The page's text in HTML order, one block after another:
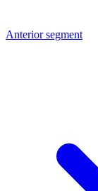
Anterior segment